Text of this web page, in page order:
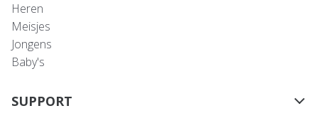
Heren
Meisjes
Jongens
Baby's
SUPPORT